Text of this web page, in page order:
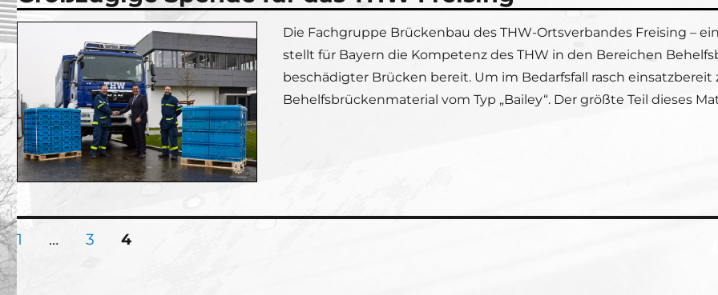
Die Fachgruppe Brückenbau des THW-Ortsverbandes Freising –
stellt für Bayern die Kompetenz des THW in den Bereichen
beschädigter Brücken bereit. Um im Bedarfsfall rasch
Behelfsbrückenmaterial vom Typ „Bailey“. Der größte Teil dieses
Seitennummerierung
SEITE
1 … SEITE
3 SEITE
4